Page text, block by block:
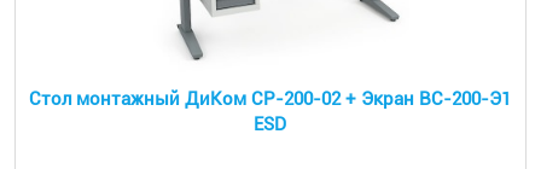
Cтол монтажный ДиКом СР-200-02 + Экран ВС-200-Э1
ESD